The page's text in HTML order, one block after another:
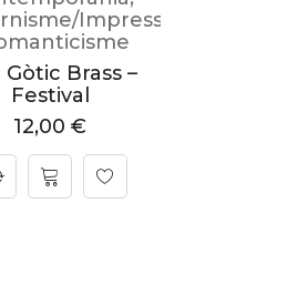
Impressionisme
Gòtic Brass –
Festival
12,00 €